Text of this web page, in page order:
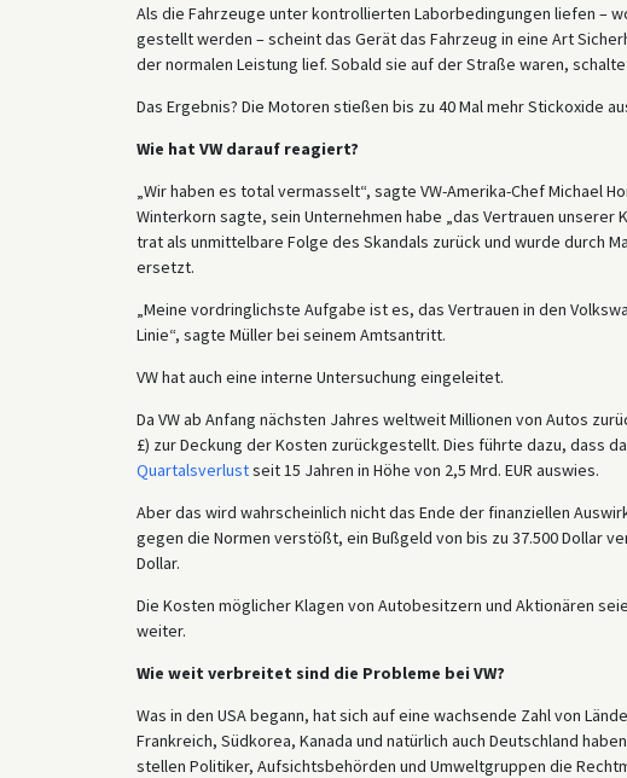
Als die Fahrzeuge unter kontrollierten Laborbedingungen liefen –
gestellt werden – scheint das Gerät das Fahrzeug in eine Art
der normalen Leistung lief. Sobald sie auf der Straße waren,
Das Ergebnis? Die Motoren stießen bis zu 40 Mal mehr Stickoxide
Wie hat VW darauf reagiert?
„Wir haben es total vermasselt“, sagte VW-Amerika-Chef Michael
Winterkorn sagte, sein Unternehmen habe „das Vertrauen
trat als unmittelbare Folge des Skandals zurück und wurde durch
ersetzt.
„Meine vordringlichste Aufgabe ist es, das Vertrauen in den
Linie“, sagte Müller bei seinem Amtsantritt.
VW hat auch eine interne Untersuchung eingeleitet.
Da VW ab Anfang nächsten Jahres weltweit Millionen von Autos
£) zur Deckung der Kosten zurückgestellt. Dies führte dazu, dass
Quartalsverlustseit 15 Jahren in Höhe von 2,5 Mrd. EUR auswies.
Aber das wird wahrscheinlich nicht das Ende der finanziellen
gegen die Normen verstößt, ein Bußgeld von bis zu 37.500 Dollar
Dollar.
Die Kosten möglicher Klagen von Autobesitzern und Aktionären
weiter.
Wie weit verbreitet sind die Probleme bei VW?
Was in den USA begann, hat sich auf eine wachsende Zahl von
Frankreich, Südkorea, Kanada und natürlich auch Deutschland
stellen Politiker, Aufsichtsbehörden und Umweltgruppen die